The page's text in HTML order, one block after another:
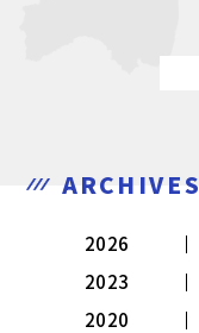
ARCHIVES
2026
2023
2020